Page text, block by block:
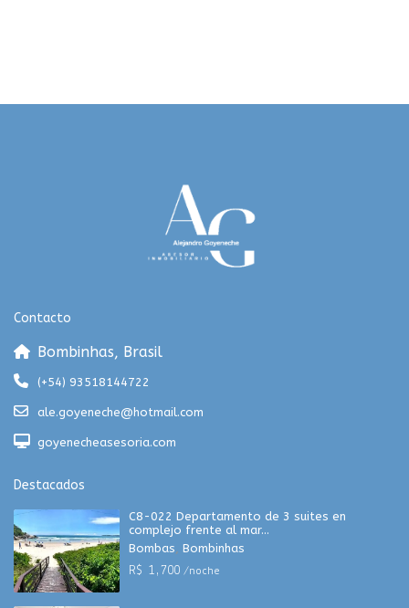
Contacto
Bombinhas, Brasil
(+54) 93518144722
ale.goyeneche@hotmail.com
goyenecheasesoria.com
Destacados
C8-022 Departamento de 3 suites en
complejo frente al mar...
Bombas, Bombinhas
R$ 1,700/noche